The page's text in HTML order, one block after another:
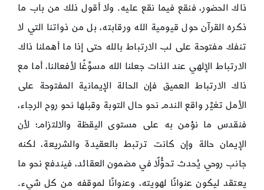
ذاك الحضور، فنقع فيما نقع عليه. ولا أقول ذلك من باب ما
ذكره القرآن حول قيومية الله ورقابته، بل من ذواتنا التي لا
تنفك مفتوحة على لب الارتباط بالله حتى إذا ما أهملنا ذاك
الارتباط الإلهي عند الذات جعلنا الله مسوِّغًا لأفعالنا، أما مع
ذاك الارتباط العميق فإن الحالة الإيمانية المفتوحة على
الأمل تغيِّر واقع الندم نحو حال التوبة وقبلها نحو روح الرجاء،
فنقدس ما نؤمن به على مستوى اليقظة والالتزام؛ لأن
الإيمان حالة وإن كانت ترتبط بالعقيدة والشريعة، لكنه
جانب روحي يُحدث تحوُّلًا في مضمون العقائد، فيندفع نحو ما
يعتقد ليكون عنوانًا لهويته، وعنوانًا لموقفه من كل شيء.